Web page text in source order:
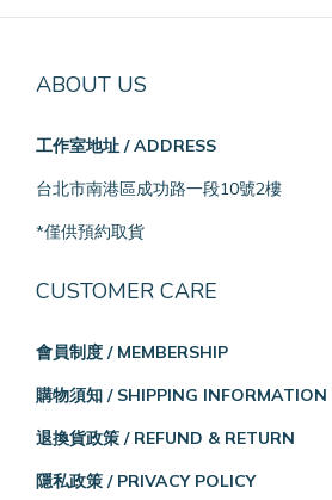
ABOUT US
工作室地址 / ADDRESS
台北市南港區成功路一段10號2樓
*僅供預約取貨
CUSTOMER CARE
會員制度 / MEMBERSHIP
購物須知 / SHIPPING INFORMATION
退換貨政策 / REFUND & RETURN
隱私政策 / PRIVACY POLICY